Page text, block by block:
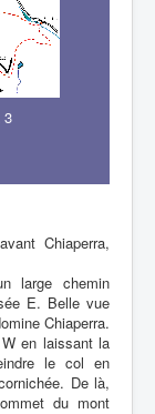
3
Chiaperra,
large chemin
E. Belle vue
Chiaperra.
en laissant la
le col en
De là,
du mont